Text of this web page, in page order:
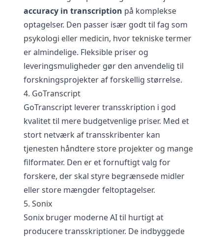
accuracy in transcription på komplekse
optagelser. Den passer især godt til fag som
psykologi eller medicin, hvor tekniske termer
er almindelige. Fleksible priser og
leveringsmuligheder gør den anvendelig til
forskningsprojekter af forskellig størrelse.
4. GoTranscript
GoTranscript leverer transskription i god
kvalitet til mere budgetvenlige priser. Med et
stort netværk af transskribenter kan
tjenesten håndtere store projekter og mange
filformater. Den er et fornuftigt valg for
forskere, der skal styre begrænsede midler
eller store mængder feltoptagelser.
5. Sonix
Sonix bruger moderne AI til hurtigt at
producere transskriptioner. De indbyggede